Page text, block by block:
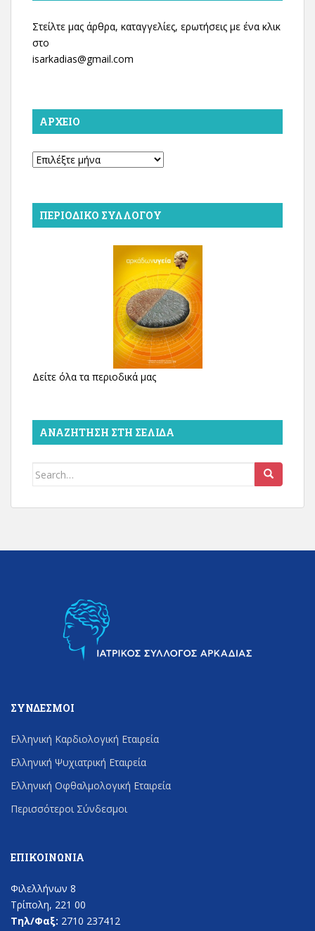
Στείλτε μας άρθρα, καταγγελίες, ερωτήσεις με ένα κλικ
στο
isarkadias@gmail.com
ΑΡΧΕΊΟ
Αρχείο
ΠΕΡΙΟΔΙΚΌ ΣΥΛΛΌΓΟΥ
Δείτε όλα τα περιοδικά μας
ΑΝΑΖΉΤΗΣΗ ΣΤΗ ΣΕΛΊΔΑ
Search
ΣΎΝΔΕΣΜΟΙ
Ελληνική Καρδιολογική Εταιρεία
Ελληνική Ψυχιατρική Εταιρεία
Ελληνική Οφθαλμολογική Εταιρεία
Περισσότεροι Σύνδεσμοι
ΕΠΙΚΟΙΝΩΝΊΑ
Φιλελλήνων 8
Τρίπολη, 221 00
Τηλ/Φαξ: 2710 237412